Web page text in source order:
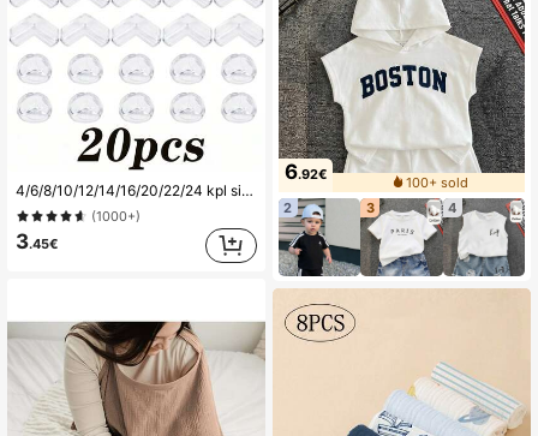
4/6/8/10/12/14/16/20/22/24 kpl silikonisia kulmasuojia, silikoniset reunapehmusteet pöytien, tuolien ja sänkyjen suojaamiseen
(1000+)
3.45€
6.92€
100+ sold
2
3 4